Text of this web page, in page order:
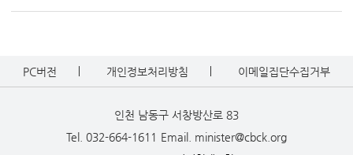
PC버전 개인정보처리방침 이메일집단수집거부
인천 남동구 서창방산로 83
Tel. 032-664-1611 Email. minister@cbck.org